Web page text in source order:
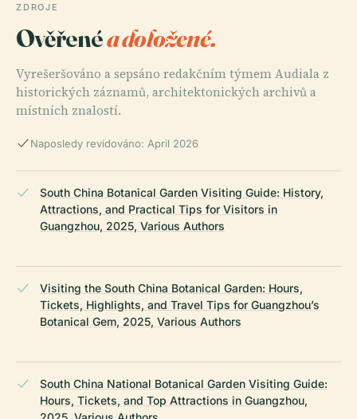
ZDROJE
Ověřenéa doložené.
Vyrešeršováno a sepsáno redakčním týmem Audiala z
historických záznamů, architektonických archivů a
místních znalostí.
Naposledy revidováno: April 2026
South China Botanical Garden Visiting Guide: History,
Attractions, and Practical Tips for Visitors in
Guangzhou, 2025, Various Authors
Visiting the South China Botanical Garden: Hours,
Tickets, Highlights, and Travel Tips for Guangzhou’s
Botanical Gem, 2025, Various Authors
South China National Botanical Garden Visiting Guide:
Hours, Tickets, and Top Attractions in Guangzhou,